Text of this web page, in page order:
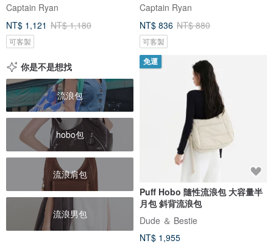
Captain Ryan
NT$ 1,121 NT$ 1,180
可客製
Captain Ryan
NT$ 836 NT$ 880
可客製
你是不是想找
流浪包
hobo包
流浪肩包
流浪男包
免運
Puff Hobo 隨性流浪包 大容量半
月包 斜背流浪包
Dude ＆ Bestie
NT$ 1,955